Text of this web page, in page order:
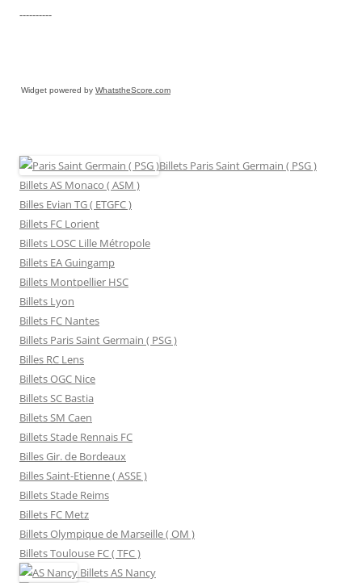
----------
Widget powered by WhatstheScore.com
Billets Paris Saint Germain ( PSG )
Billets AS Monaco ( ASM )
Billes Evian TG ( ETGFC )
Billets FC Lorient
Billets LOSC Lille Métropole
Billets EA Guingamp
Billets Montpellier HSC
Billets Lyon
Billets FC Nantes
Billets Paris Saint Germain ( PSG )
Billes RC Lens
Billets OGC Nice
Billets SC Bastia
Billets SM Caen
Billets Stade Rennais FC
Billes Gir. de Bordeaux
Billes Saint-Etienne ( ASSE )
Billets Stade Reims
Billets FC Metz
Billets Olympique de Marseille ( OM )
Billets Toulouse FC ( TFC )
BilletsAS Nancy